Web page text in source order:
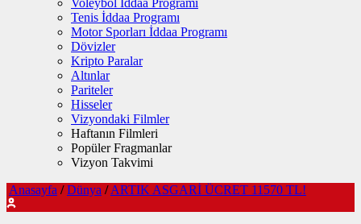
Voleybol İddaa Programı
Tenis İddaa Programı
Motor Sporları İddaa Programı
Dövizler
Kripto Paralar
Altınlar
Pariteler
Hisseler
Vizyondaki Filmler
Haftanın Filmleri
Popüler Fragmanlar
Vizyon Takvimi
Anasayfa / Dünya / ARTIK ASGARİ ÜCRET 11570 TL!